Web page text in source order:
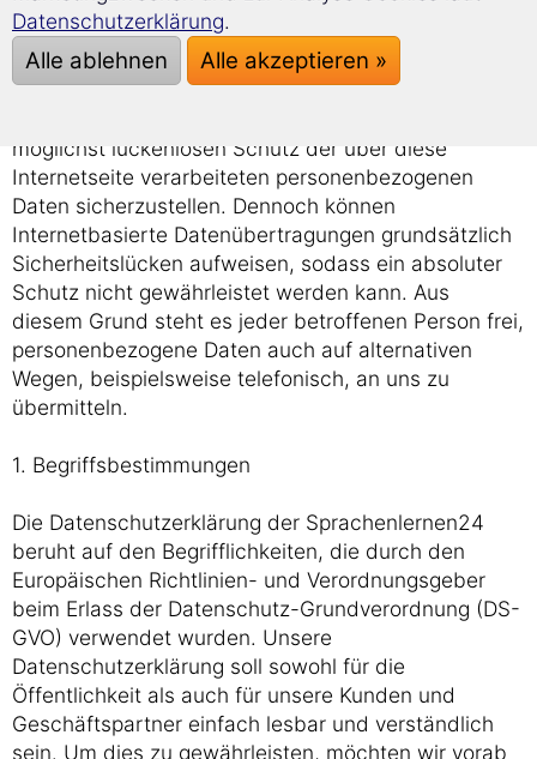
Die Sprachenlernen24 hat als für die Verarbeitung
Verantwortlicher zahlreiche technische und
möglichst lückenlosen Schutz der über diese
Internetseite verarbeiteten personenbezogenen
Daten sicherzustellen. Dennoch können
Internetbasierte Datenübertragungen grundsätzlich
Sicherheitslücken aufweisen, sodass ein absoluter
Schutz nicht gewährleistet werden kann. Aus
diesem Grund steht es jeder betroffenen Person frei,
personenbezogene Daten auch auf alternativen
Wegen, beispielsweise telefonisch, an uns zu
übermitteln.
1. Begriffsbestimmungen
Die Datenschutzerklärung der Sprachenlernen24
beruht auf den Begrifflichkeiten, die durch den
Europäischen Richtlinien- und Verordnungsgeber
beim Erlass der Datenschutz-Grundverordnung (DS-
GVO) verwendet wurden. Unsere
Datenschutzerklärung soll sowohl für die
Öffentlichkeit als auch für unsere Kunden und
Geschäftspartner einfach lesbar und verständlich
sein. Um dies zu gewährleisten, möchten wir vorab
Datenschutzerklärung.
Alle ablehnen Alle akzeptieren »